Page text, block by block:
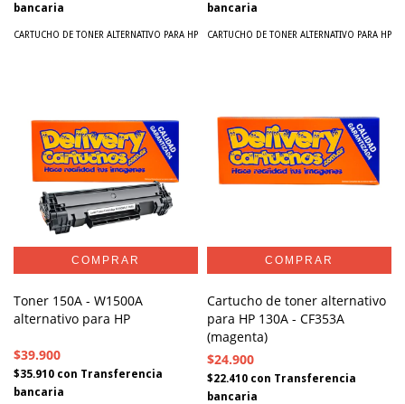
bancaria
CARTUCHO DE TONER ALTERNATIVO PARA HP
bancaria
CARTUCHO DE TONER ALTERNATIVO PARA HP
Toner 150A - W1500A
alternativo para HP
$39.900
$35.910 con Transferencia
bancaria
Cartucho de toner alternativo
para HP 130A - CF353A
(magenta)
$24.900
$22.410 con Transferencia
bancaria